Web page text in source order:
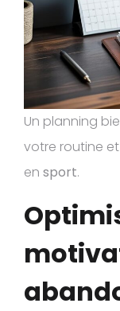
Un planning
votre routine
en sport.